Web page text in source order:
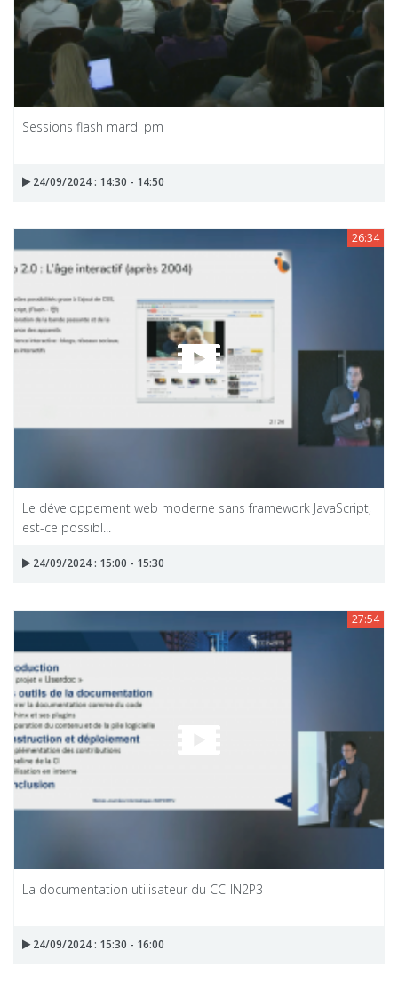
Sessions flash mardi pm
24/09/2024 : 14:30 - 14:50
26:34
Le développement web moderne sans framework JavaScript,
est-ce possibl...
24/09/2024 : 15:00 - 15:30
27:54
La documentation utilisateur du CC-IN2P3
24/09/2024 : 15:30 - 16:00